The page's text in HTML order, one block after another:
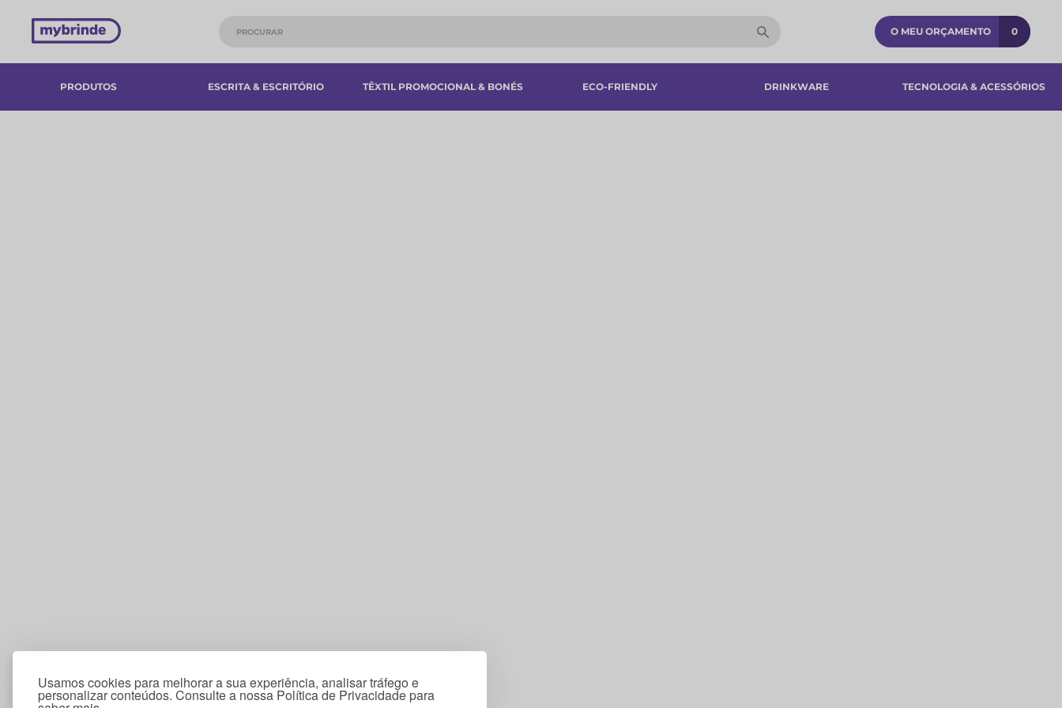
Usamos cookies para melhorar a sua experiência, analisar tráfego e
personalizar conteúdos. Consulte a nossa Política de Privacidade para
O MEU ORÇAMENTO 0
PRODUTOS ESCRITA & ESCRITÓRIO TÊXTIL PROMOCIONAL & BONÉS ECO-FRIENDLY DRINKWARE TECNOLOGIA & ACESSÓRIOS​